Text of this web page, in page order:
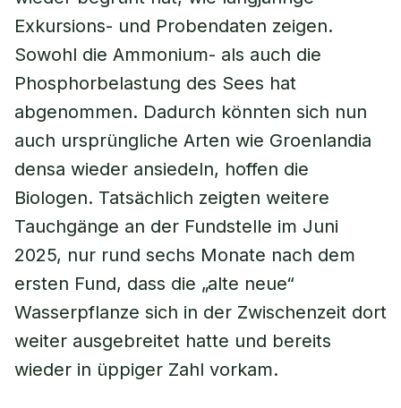
Exkursions- und Probendaten zeigen.
Sowohl die Ammonium- als auch die
Phosphorbelastung des Sees hat
abgenommen. Dadurch könnten sich nun
auch ursprüngliche Arten wie Groenlandia
densa wieder ansiedeln, hoffen die
Biologen. Tatsächlich zeigten weitere
Tauchgänge an der Fundstelle im Juni
2025, nur rund sechs Monate nach dem
ersten Fund, dass die „alte neue“
Wasserpflanze sich in der Zwischenzeit dort
weiter ausgebreitet hatte und bereits
wieder in üppiger Zahl vorkam.